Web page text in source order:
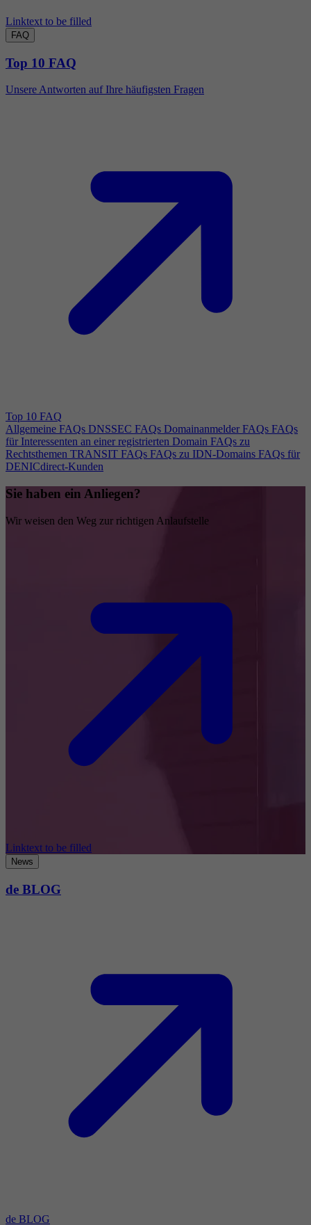
Linktext to be filled
FAQ
Top 10 FAQ
Unsere Antworten auf Ihre häufigsten Fragen
Top 10 FAQ
Allgemeine FAQs DNSSEC FAQs Domainanmelder FAQs FAQs
für Interessenten an einer registrierten Domain FAQs zu
Rechtsthemen TRANSIT FAQs FAQs zu IDN-Domains FAQs für
DENICdirect-Kunden
Sie haben ein Anliegen?
Wir weisen den Weg zur richtigen Anlaufstelle
Linktext to be filled
News
de BLOG
de BLOG